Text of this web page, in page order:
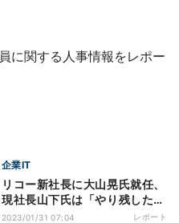
に関する人事情報をレポー
企業IT
リコー新社長に大山晃氏就任、
現社長山下氏は「やり残したこ
とはない」
2023/01/31 07:04 レポート